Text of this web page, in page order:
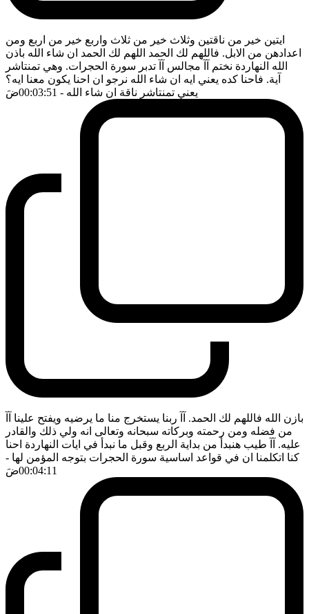
ايتين خير من ناقتين وثلاث خير من ثلاث واربع خير من اربع ومن
اعدادهن من الابل. فاللهم لك الحمد اللهم لك الحمد ان شاء الله باذن
الله النهاردة نختم آآ مجالس آآ تدبر سورة الحجرات. وهي تمنتاشر
آية. فاحنا كده يعني ايه ان شاء الله نرجو ان احنا يكون معنا ايه؟
يعني تمنتاشر ناقة ان شاء الله - 00:03:51 ضَ
بازن الله فاللهم لك الحمد. آآ ربنا يستخرج منا ما يرضيه ويفتح علينا آآ
من فضله ومن رحمته وبركاته سبحانه وتعالى انه ولي ذلك والقادر
عليه. آآ طيب هنبدأ من بداية الربع وقبل ما نبدأ في ايات النهاردة احنا
كنا اتكلمنا ان في قواعد اساسية سورة الحجرات بتوجه المؤمن لها -
00:04:11ضَ